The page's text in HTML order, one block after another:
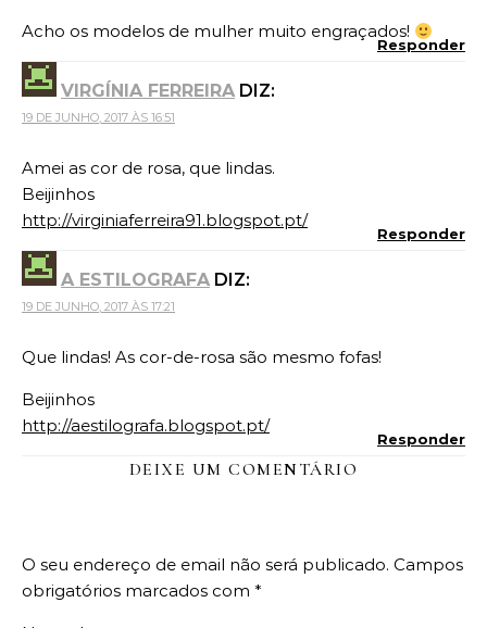
Acho os modelos de mulher muito engraçados!
Responder
VIRGÍNIA FERREIRA DIZ:
19 DE JUNHO, 2017 ÀS 16:51
Amei as cor de rosa, que lindas.
Beijinhos
http://virginiaferreira91.blogspot.pt/
Responder
A ESTILOGRAFA DIZ:
19 DE JUNHO, 2017 ÀS 17:21
Que lindas! As cor-de-rosa são mesmo fofas!
Beijinhos
http://aestilografa.blogspot.pt/
Responder
DEIXE UM COMENTÁRIO
O seu endereço de email não será publicado. Campos
obrigatórios marcados com *